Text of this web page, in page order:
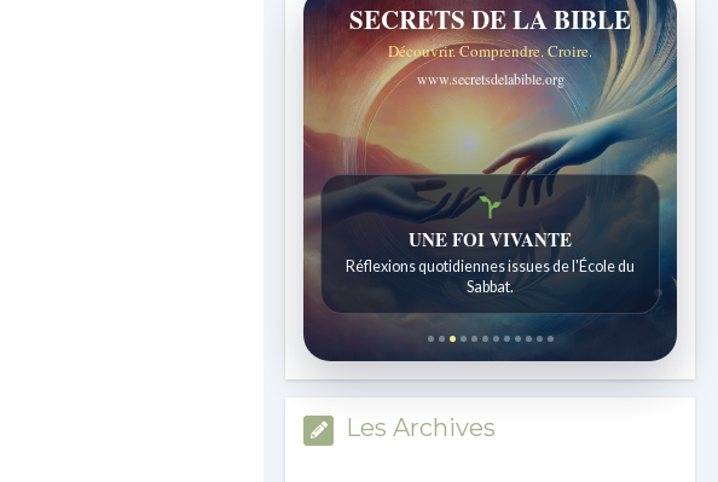
SECRETS DE LA BIBLE
Découvrir. Comprendre. Croire.
www.secretsdelabible.org
UNE FOI VIVANTE
Réflexions quotidiennes issues de l'École du
Sabbat.
Histoires bibliques étonnantes
Histoires pour les enfants de 7 à 12 ans.
Les Archives